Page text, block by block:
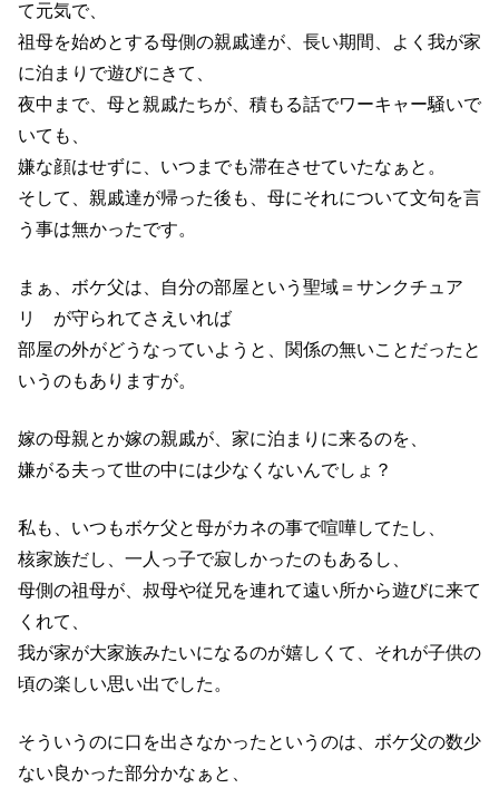
て元気で、
祖母を始めとする母側の親戚達が、長い期間、よく我が家
に泊まりで遊びにきて、
夜中まで、母と親戚たちが、積もる話でワーキャー騒いで
いても、
嫌な顔はせずに、いつまでも滞在させていたなぁと。
そして、親戚達が帰った後も、母にそれについて文句を言
う事は無かったです。
まぁ、ボケ父は、自分の部屋という聖域＝サンクチュア
リ が守られてさえいれば
部屋の外がどうなっていようと、関係の無いことだったと
いうのもありますが。
嫁の母親とか嫁の親戚が、家に泊まりに来るのを、
嫌がる夫って世の中には少なくないんでしょ？
私も、いつもボケ父と母がカネの事で喧嘩してたし、
核家族だし、一人っ子で寂しかったのもあるし、
母側の祖母が、叔母や従兄を連れて遠い所から遊びに来て
くれて、
我が家が大家族みたいになるのが嬉しくて、それが子供の
頃の楽しい思い出でした。
そういうのに口を出さなかったというのは、ボケ父の数少
ない良かった部分かなぁと、